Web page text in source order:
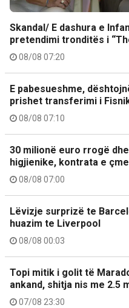
Skandal/ E dashura e
pretendimi tronditës i
08/08 07:20
E pabesueshme,
prishet transferimi i
08/08 07:10
30 milionë euro rrogë
higjienike, kontrata e
08/08 07:00
Lëvizje surprizë te
huazim te Liverpool
08/08 00:03
Topi mitik i golit të
ankand, shitja nis me 2.5
07/08 23:30